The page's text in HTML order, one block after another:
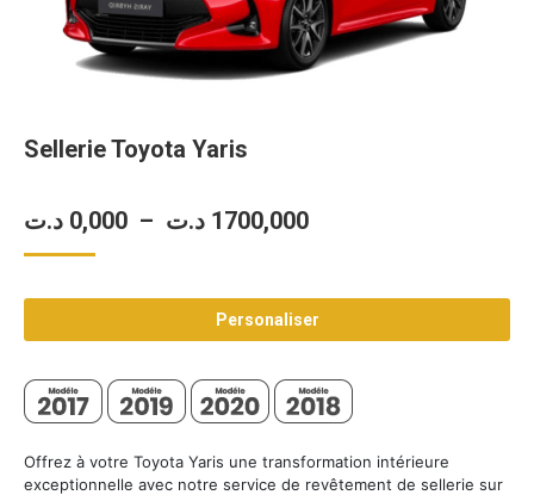
Sellerie Toyota Yaris
0,000 د.ت – 1700,000 د.ت
Plage
prix :
0,000 د.تPersonaliser
Offrez à votre Toyota Yaris une transformation intérieure
exceptionnelle avec notre service de revêtement de sellerie sur